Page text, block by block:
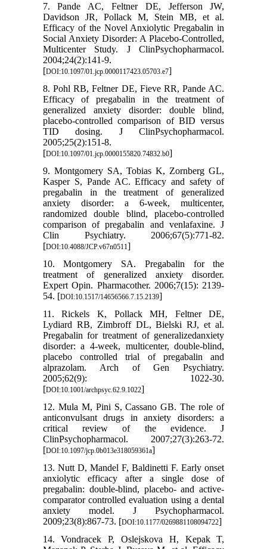
7. Pande AC, Feltner DE, Jefferson JW,
Davidson JR, Pollack M, Stein MB, et al.
Efficacy of the Novel Anxiolytic Pregabalin in
Social Anxiety Disorder: A Placebo-Controlled,
Multicenter Study. J ClinPsychopharmacol.
2004;24(2):141-9.
[DOI:10.1097/01.jcp.0000117423.05703.e7]
8. Pohl RB, Feltner DE, Fieve RR, Pande AC.
Efficacy of pregabalin in the treatment of
generalized anxiety disorder: double blind,
placebo-controlled comparison of BID versus
TID dosing. J ClinPsychopharmacol.
2005;25(2):151-8.
[DOI:10.1097/01.jcp.0000155820.74832.b0]
9. Montgomery SA, Tobias K, Zornberg GL,
Kasper S, Pande AC. Efficacy and safety of
pregabalin in the treatment of generalized
anxiety disorder: a 6-week, multicenter,
randomized double blind, placebo-controlled
comparison of pregabalin and venlafaxine. J
Clin Psychiatry. 2006;67(5):771-82.
[DOI:10.4088/JCP.v67n0511]
10. Montgomery SA. Pregabalin for the
treatment of generalized anxiety disorder.
Expert Opin. Pharmacother. 2006;7(15): 2139-
54. [DOI:10.1517/14656566.7.15.2139]
11. Rickels K, Pollack MH, Feltner DE,
Lydiard RB, Zimbroff DL, Bielski RJ, et al.
Pregabalin for treatment of generalizedanxiety
disorder: a 4-week, multicenter, double-blind,
placebo controlled trial of pregabalin and
alprazolam. Arch of Gen Psychiatry.
2005;62(9): 1022-30.
[DOI:10.1001/archpsyc.62.9.1022]
12. Mula M, Pini S, Cassano GB. The role of
anticonvulsant drugs in anxiety disorders: a
critical review of the evidence. J
ClinPsychopharmacol. 2007;27(3):263-72.
[DOI:10.1097/jcp.0b013e318059361a]
13. Nutt D, Mandel F, Baldinetti F. Early onset
anxiolytic efficacy after a single dose of
pregabalin: double-blind, placebo- and active-
comparator controlled evaluation using a dental
anxiety model. J Psychopharmacol.
2009;23(8):867-73. [DOI:10.1177/0269881108094722]
14. Vondracek P, Oslejskova H, Kepak T,